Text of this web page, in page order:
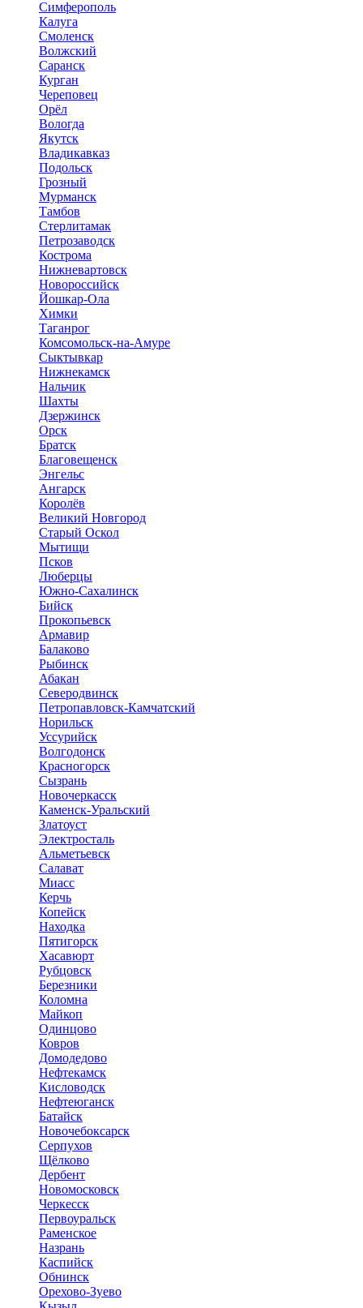
Симферополь
Калуга
Смоленск
Волжский
Саранск
Курган
Череповец
Орёл
Вологда
Якутск
Владикавказ
Подольск
Грозный
Мурманск
Тамбов
Стерлитамак
Петрозаводск
Кострома
Нижневартовск
Новороссийск
Йошкар-Ола
Химки
Таганрог
Комсомольск-на-Амуре
Сыктывкар
Нижнекамск
Нальчик
Шахты
Дзержинск
Орск
Братск
Благовещенск
Энгельс
Ангарск
Королёв
Великий Новгород
Старый Оскол
Мытищи
Псков
Люберцы
Южно-Сахалинск
Бийск
Прокопьевск
Армавир
Балаково
Рыбинск
Абакан
Северодвинск
Петропавловск-Камчатский
Норильск
Уссурийск
Волгодонск
Красногорск
Сызрань
Новочеркасск
Каменск-Уральский
Златоуст
Электросталь
Альметьевск
Салават
Миасс
Керчь
Копейск
Находка
Пятигорск
Хасавюрт
Рубцовск
Березники
Коломна
Майкоп
Одинцово
Ковров
Домодедово
Нефтекамск
Кисловодск
Нефтеюганск
Батайск
Новочебоксарск
Серпухов
Щёлково
Дербент
Новомосковск
Черкесск
Первоуральск
Раменское
Назрань
Каспийск
Обнинск
Орехово-Зуево